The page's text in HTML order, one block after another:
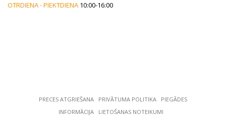
PRECES ATGRIEŠANA РRIVĀTUMA POLITIKA
PIEGĀDES
INFORMĀCIJA
LIETOŠANAS NOTEIKUMI
OTRDIENA - PIEKTDIENA 10:00-16:00